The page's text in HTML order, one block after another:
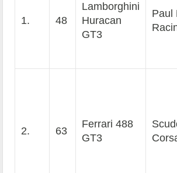
1. 48
Lamborghini
Huracan
GT3
Paul
2. 63
Ferrari 488
GT3